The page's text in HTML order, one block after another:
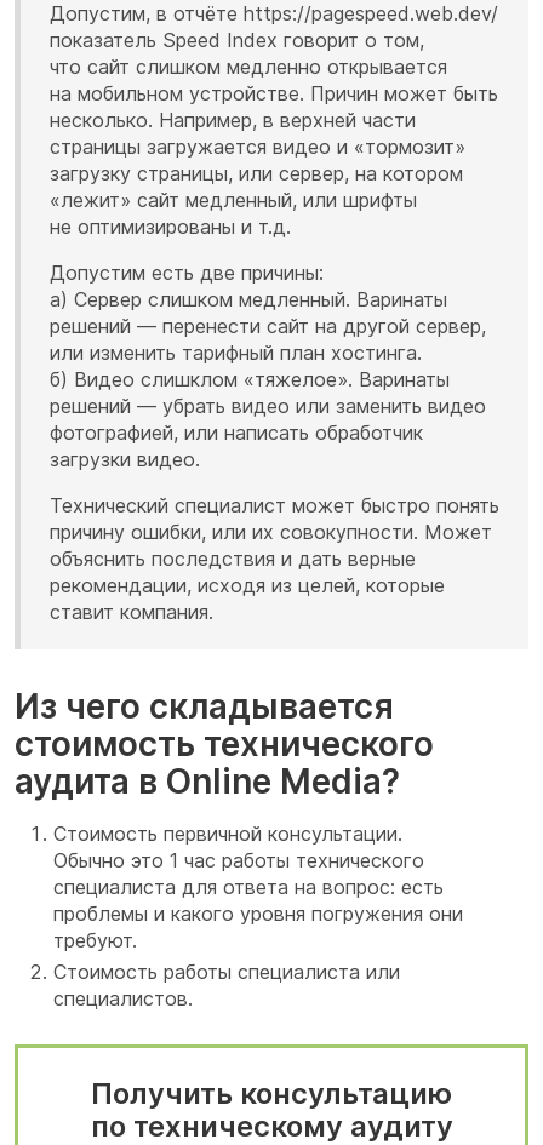
Допустим, в отчёте https://pagespeed.web.dev/
показатель Speed Index говорит о том,
что сайт слишком медленно открывается
на мобильном устройстве. Причин может быть
несколько. Например, в верхней части
страницы загружается видео и «тормозит»
загрузку страницы, или сервер, на котором
«лежит» сайт медленный, или шрифты
не оптимизированы и т.д.
Допустим есть две причины:
а) Сервер слишком медленный. Варинаты
решений — перенести сайт на другой сервер,
или изменить тарифный план хостинга.
б) Видео слишклом «тяжелое». Варинаты
решений — убрать видео или заменить видео
фотографией, или написать обработчик
загрузки видео.
Технический специалист может быстро понять
причину ошибки, или их совокупности. Может
объяснить последствия и дать верные
рекомендации, исходя из целей, которые
ставит компания.
Из чего складывается
стоимость технического
аудита в Online Media?
Стоимость первичной консультации.
Обычно это 1 час работы технического
специалиста для ответа на вопрос: есть
проблемы и какого уровня погружения они
требуют.
Стоимость работы специалиста или
специалистов.
Получить консультацию
по техническому аудиту